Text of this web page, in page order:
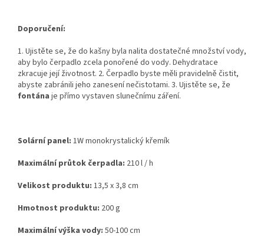
Doporučení:
1. Ujistěte se, že do kašny byla nalita dostatečné množství vody,
aby bylo čerpadlo zcela ponořené do vody. Dehydratace
zkracuje její životnost. 2. Čerpadlo byste měli pravidelně čistit,
abyste zabránili jeho zanesení nečistotami. 3. Ujistěte se, že
fontána je přímo vystaven slunečnímu záření.
Solární panel: 1W monokrystalický křemík
Maximální průtok čerpadla: 210 l / h
Velikost produktu: 13,5 x 3,8 cm
Hmotnost produktu: 200 g
Maximální výška vody: 50-100 cm